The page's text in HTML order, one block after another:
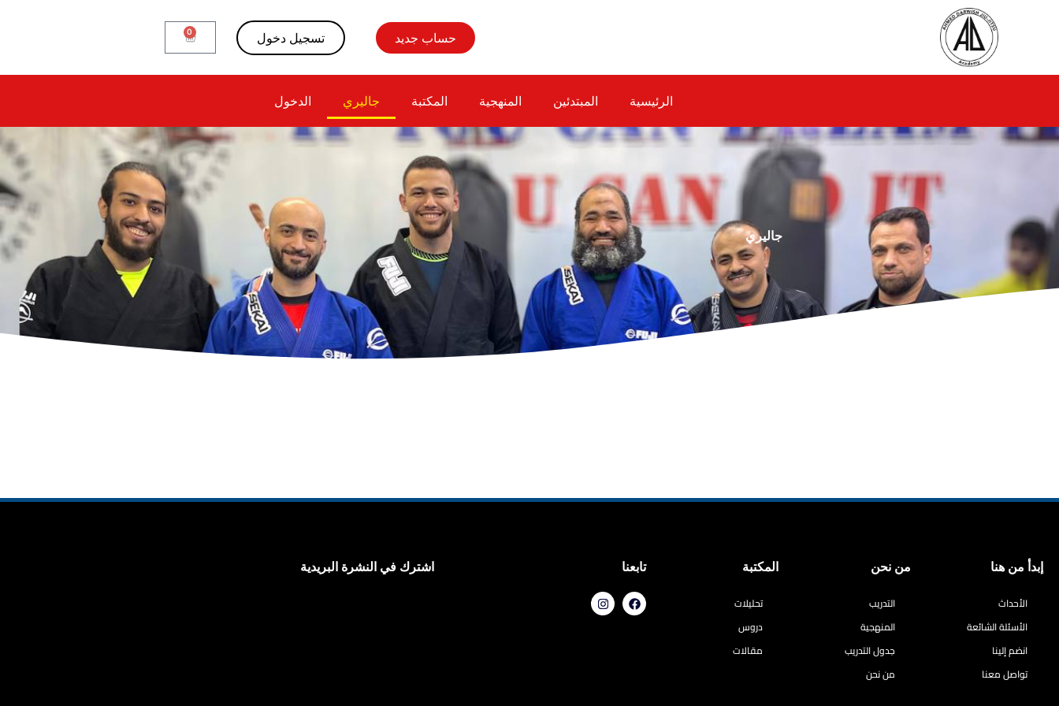
حساب جديد تسجيل دخول 0
الرئيسية المبتدئين المنهجية المكتبة جاليري الدخول
جاليري
إبدأ من هنا
الأحداث
الأسئلة الشائعة
انضم إلينا
تواصل معنا
من نحن
التدريب
المنهجية
جدول التدريب
من نحن
المكتبة
تحليلات
دروس
مقالات
تابعنا اشترك في النشرة البريدية